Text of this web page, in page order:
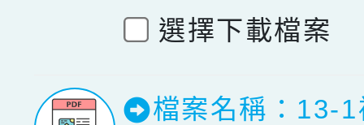
選擇下載檔案
檔案名稱：13-